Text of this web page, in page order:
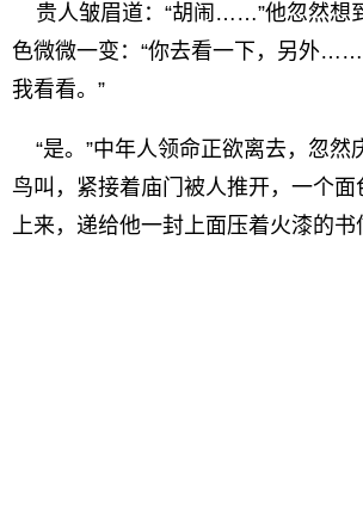
贵人皱眉道：“胡闹……”他忽然想
色微微一变：“你去看一下，另外
我看看。”
“是。”中年人领命正欲离去，忽然
鸟叫，紧接着庙门被人推开，一个面
上来，递给他一封上面压着火漆的书